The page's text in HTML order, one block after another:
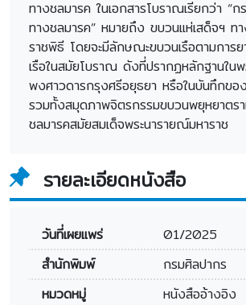
ทางชลมารค ในเอกสารโบราณเรียกว่า “ก
ทางชลมารค” หมายถึง ขบวนแห่เสด็จฯ ทา
ราชพิธี โดยจะมีลักษณะขบวนเรือตามการ
เรือในสมัยโบราณ ดังที่ปรากฏหลักฐานในพ
พงศาวดารกรุงศรีอยุธยา หรือในบันทึกขอ
รวมทั้งสมุดภาพจิตรกรรมขบวนพยุหยาตร
ชลมารคสมัยสมเด็จพระนารายณ์มหาราช
รายละเอียดหนังสือ
วันที่เผยแพร่
01/2025
สำนักพิมพ์
กรมศิลปากร
หมวดหมู่
หนังสืออ้างอิง